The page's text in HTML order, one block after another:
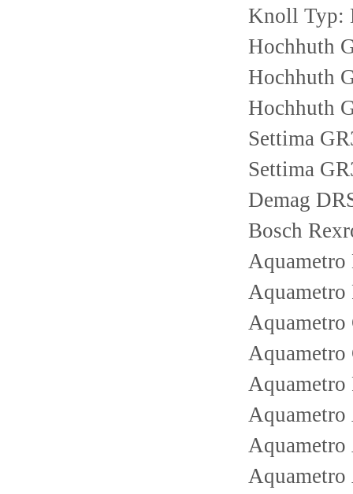
Knoll Typ:
Hochhuth
Hochhuth
Hochhuth
Settima
Settima
Demag
Bosch